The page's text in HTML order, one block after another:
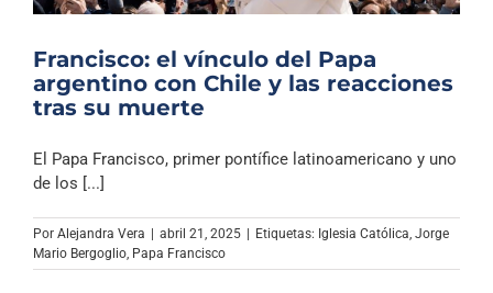
Francisco: el vínculo del Papa
argentino con Chile y las reacciones
tras su muerte
El Papa Francisco, primer pontífice latinoamericano y uno
de los [...]
Por Alejandra Vera | abril 21, 2025 | Etiquetas: Iglesia Católica Jorge
Mario Bergoglio Papa Francisco